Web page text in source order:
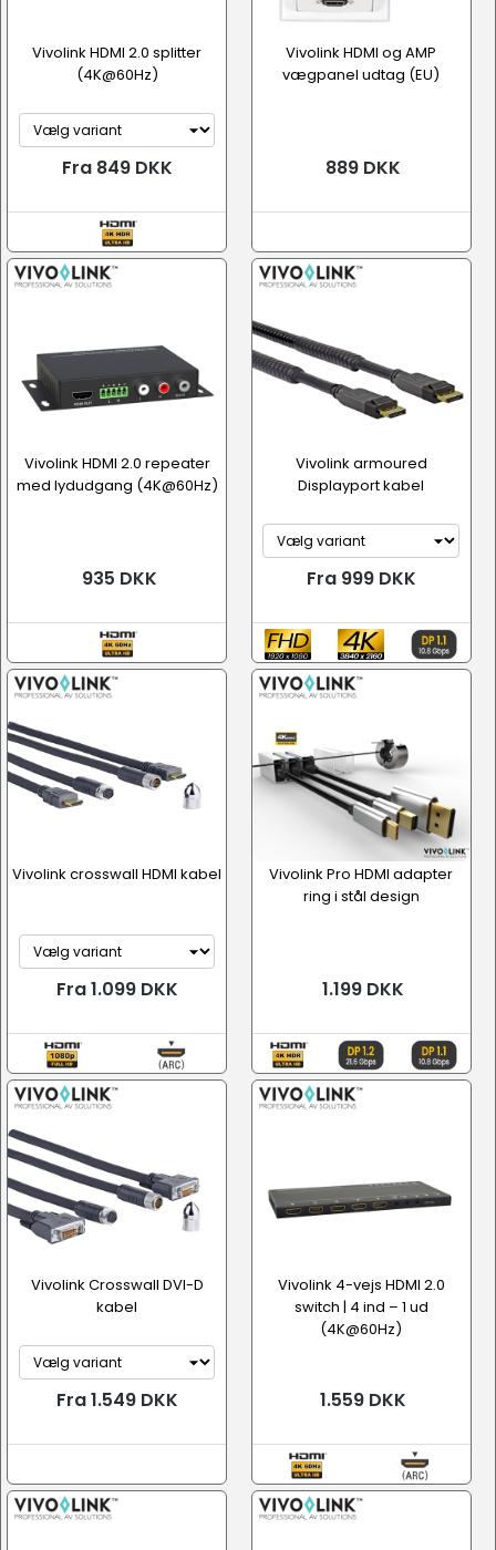
Vivolink HDMI 2.0 splitter
(4K@60Hz)
Fra 849 DKK
Vivolink HDMI og AMP
vægpanel udtag (EU)
889 DKK
Vivolink HDMI 2.0 repeater
med lydudgang (4K@60Hz)
935 DKK
Vivolink armoured
Displayport kabel
Fra 999 DKK
Vivolink crosswall HDMI kabel
Fra 1.099 DKK
Vivolink Pro HDMI adapter
ring i stål design
1.199 DKK
Vivolink Crosswall DVI-D
kabel
Fra 1.549 DKK
Vivolink 4-vejs HDMI 2.0
switch | 4 ind – 1 ud
(4K@60Hz)
1.559 DKK